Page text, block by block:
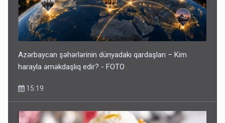
Azərbaycan şəhərlərinin dünyadakı qardaşları – Kim
harayla əməkdaşlıq edir? - FOTO
15:19